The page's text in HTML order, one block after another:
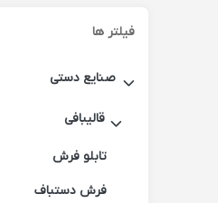
فیلتر ها
صنایع دستی
قالیبافی
تابلو فرش
فرش دستباف